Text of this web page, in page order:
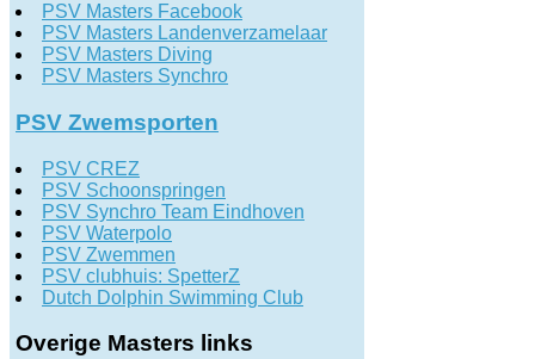
PSV Masters Facebook
PSV Masters Landenverzamelaar
PSV Masters Diving
PSV Masters Synchro
PSV Zwemsporten
PSV CREZ
PSV Schoonspringen
PSV Synchro Team Eindhoven
PSV Waterpolo
PSV Zwemmen
PSV clubhuis: SpetterZ
Dutch Dolphin Swimming Club
Overige Masters links